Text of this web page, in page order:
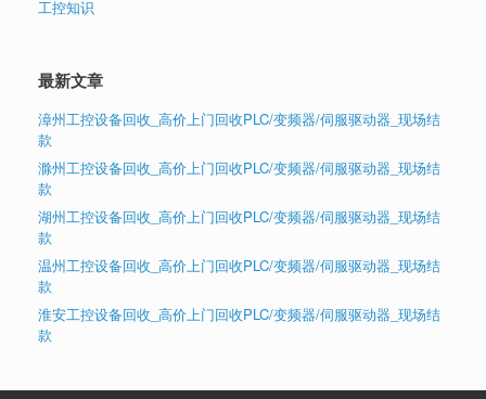
工控知识
最新文章
漳州工控设备回收_高价上门回收PLC/变频器/伺服驱动器_现场结
款
滁州工控设备回收_高价上门回收PLC/变频器/伺服驱动器_现场结
款
湖州工控设备回收_高价上门回收PLC/变频器/伺服驱动器_现场结
款
温州工控设备回收_高价上门回收PLC/变频器/伺服驱动器_现场结
款
淮安工控设备回收_高价上门回收PLC/变频器/伺服驱动器_现场结
款